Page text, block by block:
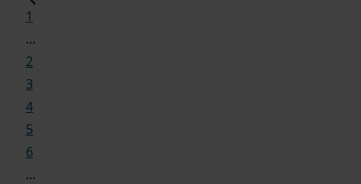
1
...
2
3
4
5
6
...